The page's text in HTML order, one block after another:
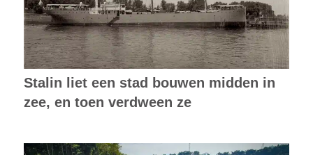
Stalin liet een stad bouwen midden in
zee, en toen verdween ze